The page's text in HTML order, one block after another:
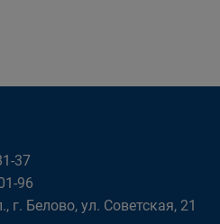
37
96
г. Белово, ул. Советская, 21